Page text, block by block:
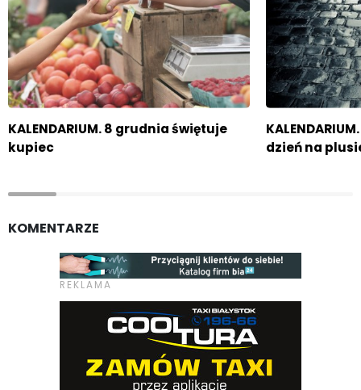
KALENDARIUM. 8 grudnia świętuje
kupiec
dzień na
KOMENTARZE